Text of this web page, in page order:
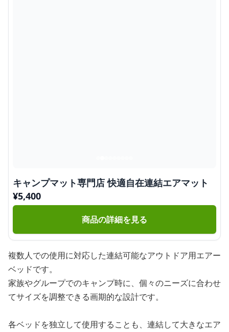
キャンプマット専門店 快適自在連結エアマット
¥5,400
商品の詳細を見る
複数人での使用に対応した連結可能なアウトドア用エアー
ベッドです。
家族やグループでのキャンプ時に、個々のニーズに合わせ
てサイズを調整できる画期的な設計です。
各ベッドを独立して使用することも、連結して大きなエア